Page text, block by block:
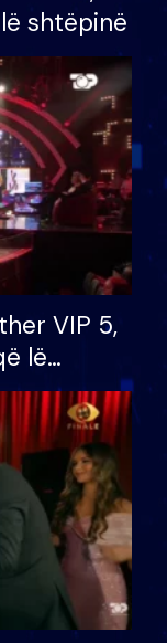
shtëpinë
VIP 5,
lë
për